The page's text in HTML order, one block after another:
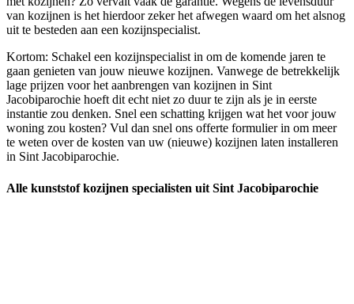
van kozijnen is het hierdoor zeker het afwegen waard om het alsnog
uit te besteden aan een kozijnspecialist.
Kortom: Schakel een kozijnspecialist in om de komende jaren te
gaan genieten van jouw nieuwe kozijnen. Vanwege de betrekkelijk
lage prijzen voor het aanbrengen van kozijnen in Sint
Jacobiparochie hoeft dit echt niet zo duur te zijn als je in eerste
instantie zou denken. Snel een schatting krijgen wat het voor jouw
woning zou kosten? Vul dan snel ons offerte formulier in om meer
te weten over de kosten van uw (nieuwe) kozijnen laten installeren
in Sint Jacobiparochie.
Alle kunststof kozijnen specialisten uit Sint Jacobiparochie